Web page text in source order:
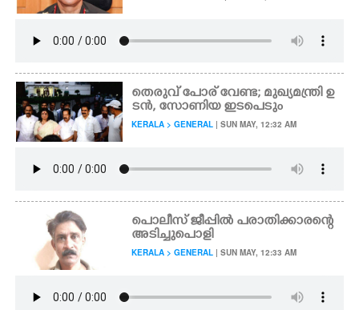
തെരുവ് പോര് വേണ്ട; മുഖ്യമന്ത്രി ഉ
ടൻ,​ സോണിയ ഇടപെടും
KERALA > GENERAL | SUN MAY, 12:32 AM
പൊലീസ് ജീപ്പിൽ പരാതിക്കാരന്റെ
അടിച്ചുപൊളി
KERALA > GENERAL | SUN MAY, 12:33 AM